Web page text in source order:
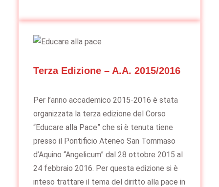
Terza Edizione – A.A. 2015/2016
Per l’anno accademico 2015-2016 è stata
organizzata la terza edizione del Corso
“Educare alla Pace” che si è tenuta tiene
presso il Pontificio Ateneo San Tommaso
d’Aquino “Angelicum” dal 28 ottobre 2015 al
24 febbraio 2016. Per questa edizione si è
inteso trattare il tema del diritto alla pace in